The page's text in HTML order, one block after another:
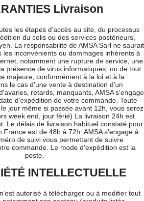
Livraison
les étapes d’accès au site, du processus
du colis ou des services postérieurs,
La responsabilité de AMSA Sarl ne saurait
les inconvénients ou dommages inhérents à
notamment une rupture de service, une
présence de virus informatiques, ou de tout
majeure, conformément à la loi et à la
le cas d'une vente à destination d'un
retards, manquants, AMSA s'engage
d'expédition de votre commande. Toute
jour même si passée avant 12h, vous serez
week end, jour férié) La livraison 24h est
Le délais de livraison habituel constaté pour
France est de 48h à 72h. AMSA s'engage à
de suivi vous permettant de suivre
commande. Le mode d'expédition est la
poste.
INTELLECTUELLE
autorisé à télécharger ou à modifier tout